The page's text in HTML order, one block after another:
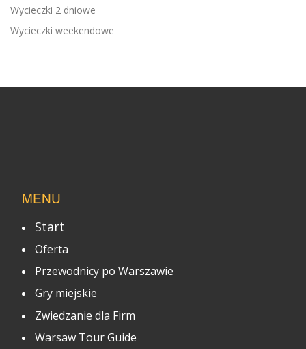
Wycieczki 2 dniowe
Wycieczki weekendowe
MENU
Start
Oferta
Przewodnicy po Warszawie
Gry miejskie
Zwiedzanie dla Firm
Warsaw Tour Guide